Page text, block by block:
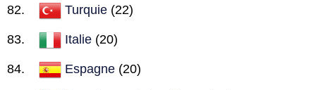
Turquie (22)
Italie (20)
Espagne (20)